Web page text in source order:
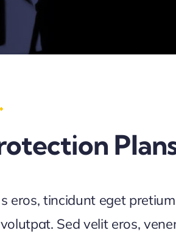
eros, tincidunt eget
Sed velit eros,